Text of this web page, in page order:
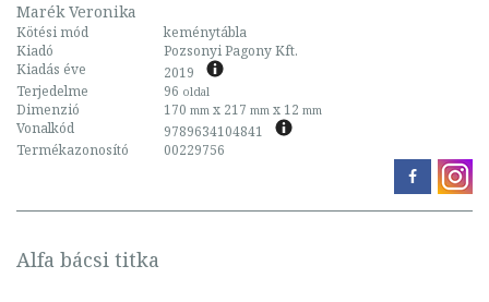
Marék Veronika
Kötési mód
keménytábla
Kiadó
Pozsonyi Pagony Kft.
Kiadás éve
2019
Terjedelme
96 oldal
Dimenzió 170 mm x 217 mm x 12 mm
Vonalkód
9789634104841
Termékazonosító
00229756
Alfa bácsi titka